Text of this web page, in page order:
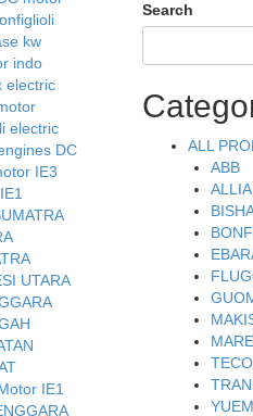
Search
ALL
ABB
TECO